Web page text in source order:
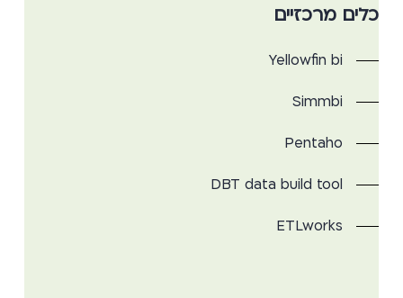
כלים מרכזיים
Yellowfin bi
Simmbi
Pentaho
DBT data build tool
ETLworks